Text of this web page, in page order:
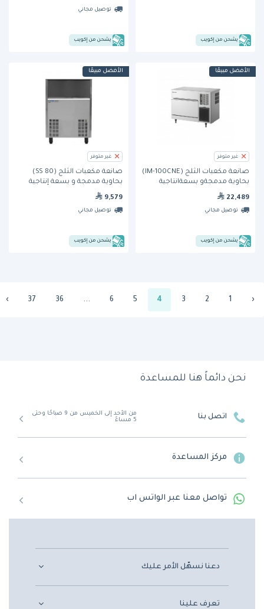
يشحن من إكويب
توصيل مجاني
يشحن من إكويب
الأفضل مبيعًا
غير متوفر
صانعة مكعبات الثلج (IM-100CNE)
بحاوية مدمجةو بسعةانتاجية
22,489
توصيل مجاني
يشحن من إكويب
الأفضل مبيعًا
غير متوفر
صانعة مكعبات الثلج (SS 80)
بحاوية مدمجة و بسعة إنتاجية
9,579
توصيل مجاني
يشحن من إكويب
‹
1
2
3
4
5
6
...
36
37
›
نحن دائماً هنا للمساعدة
اتصل بنا
من الأحد إلى الخميس من 9 صباحًا وحتى
5 مساءً
مركز المساعدة
تواصل معنا عبر الواتس اب
دعنا نسهّل الأمر عليك
تعرف علينا